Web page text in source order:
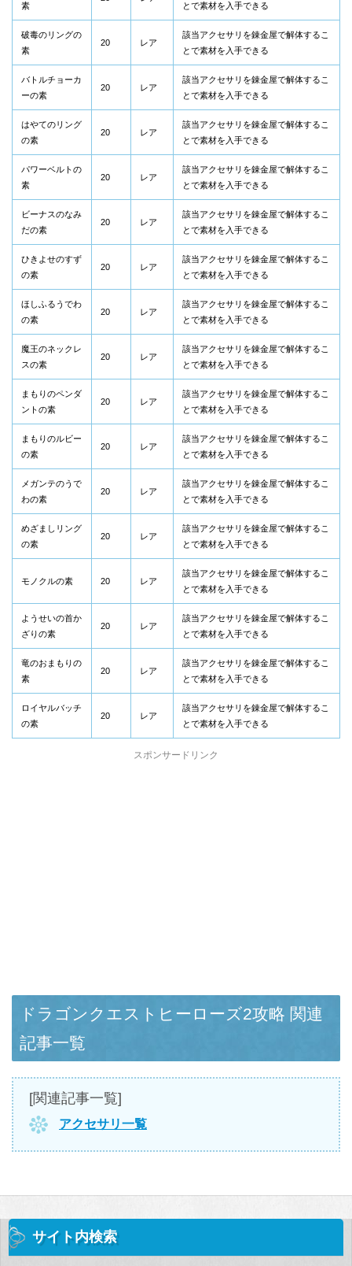
素
とで素材を入手できる
破毒のリングの
素
20 レア
該当アクセサリを錬金屋で解体するこ
とで素材を入手できる
バトルチョーカ
ーの素
20 レア
該当アクセサリを錬金屋で解体するこ
とで素材を入手できる
はやてのリング
の素
20 レア
該当アクセサリを錬金屋で解体するこ
とで素材を入手できる
パワーベルトの
素
20 レア
該当アクセサリを錬金屋で解体するこ
とで素材を入手できる
ビーナスのなみ
だの素
20 レア
該当アクセサリを錬金屋で解体するこ
とで素材を入手できる
ひきよせのすず
の素
20 レア
該当アクセサリを錬金屋で解体するこ
とで素材を入手できる
ほしふるうでわ
の素
20 レア
該当アクセサリを錬金屋で解体するこ
とで素材を入手できる
魔王のネックレ
スの素
20 レア
該当アクセサリを錬金屋で解体するこ
とで素材を入手できる
まもりのペンダ
ントの素
20 レア
該当アクセサリを錬金屋で解体するこ
とで素材を入手できる
まもりのルビー
の素
20 レア
該当アクセサリを錬金屋で解体するこ
とで素材を入手できる
メガンテのうで
わの素
20 レア
該当アクセサリを錬金屋で解体するこ
とで素材を入手できる
めざましリング
の素
20 レア
該当アクセサリを錬金屋で解体するこ
とで素材を入手できる
モノクルの素 20 レア
該当アクセサリを錬金屋で解体するこ
とで素材を入手できる
ようせいの首か
ざりの素
20 レア
該当アクセサリを錬金屋で解体するこ
とで素材を入手できる
竜のおまもりの
素
20 レア
該当アクセサリを錬金屋で解体するこ
とで素材を入手できる
ロイヤルバッチ
の素
20 レア
該当アクセサリを錬金屋で解体するこ
とで素材を入手できる
スポンサードリンク
ドラゴンクエストヒーローズ2攻略 関連
記事一覧
[関連記事一覧]
アクセサリ一覧
サイト内検索